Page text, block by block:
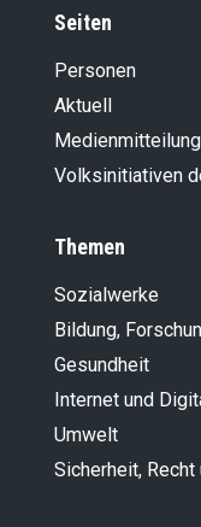
Seiten
Personen
Aktuell
Volksinitiativen
Themen
Sozialwerke
Bildung,
Gesundheit
Internet und
Umwelt
Sicherheit, Recht